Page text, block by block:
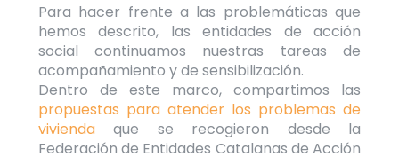
Para hacer frente a las problemáticas que
hemos descrito, las entidades de acción
social continuamos nuestras tareas de
acompañamiento y de sensibilización.
Dentro de este marco, compartimos las
propuestas para atender los problemas de
viviendaque se recogieron desde la
Federación de Entidades Catalanas de Acción